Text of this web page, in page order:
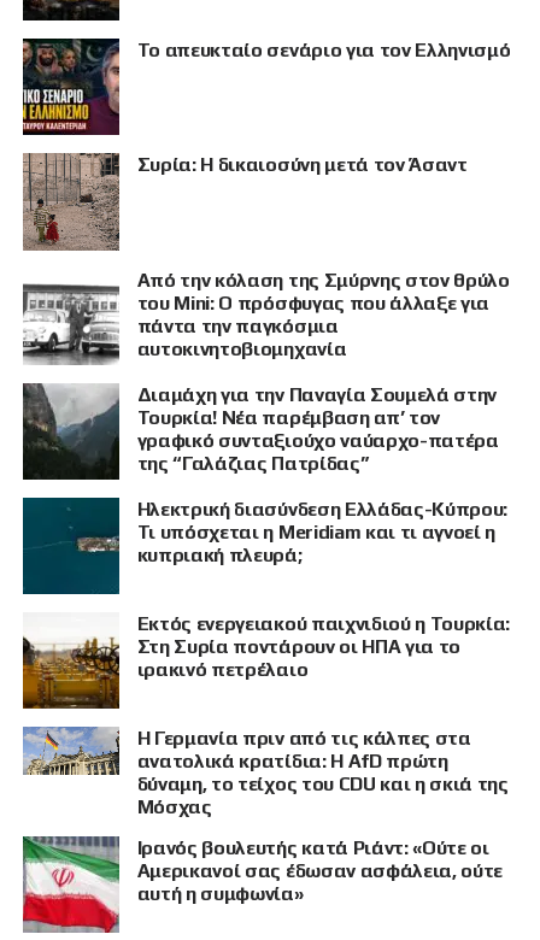
Το απευκταίο σενάριο για τον Ελληνισμό
Συρία: Η δικαιοσύνη μετά τον Άσαντ
Από την κόλαση της Σμύρνης στον θρύλο
του Mini: Ο πρόσφυγας που άλλαξε για
πάντα την παγκόσμια
αυτοκινητοβιομηχανία
Διαμάχη για την Παναγία Σουμελά στην
Τουρκία! Νέα παρέμβαση απ’ τον
γραφικό συνταξιούχο ναύαρχο-πατέρα
της “Γαλάζιας Πατρίδας”
Ηλεκτρική διασύνδεση Ελλάδας-Κύπρου:
Τι υπόσχεται η Meridiam και τι αγνοεί η
κυπριακή πλευρά;
Εκτός ενεργειακού παιχνιδιού η Τουρκία:
Στη Συρία ποντάρουν οι ΗΠΑ για το
ιρακινό πετρέλαιο
Η Γερμανία πριν από τις κάλπες στα
ανατολικά κρατίδια: Η AfD πρώτη
δύναμη, το τείχος του CDU και η σκιά της
Μόσχας
Ιρανός βουλευτής κατά Ριάντ: «Ούτε οι
Αμερικανοί σας έδωσαν ασφάλεια, ούτε
αυτή η συμφωνία»